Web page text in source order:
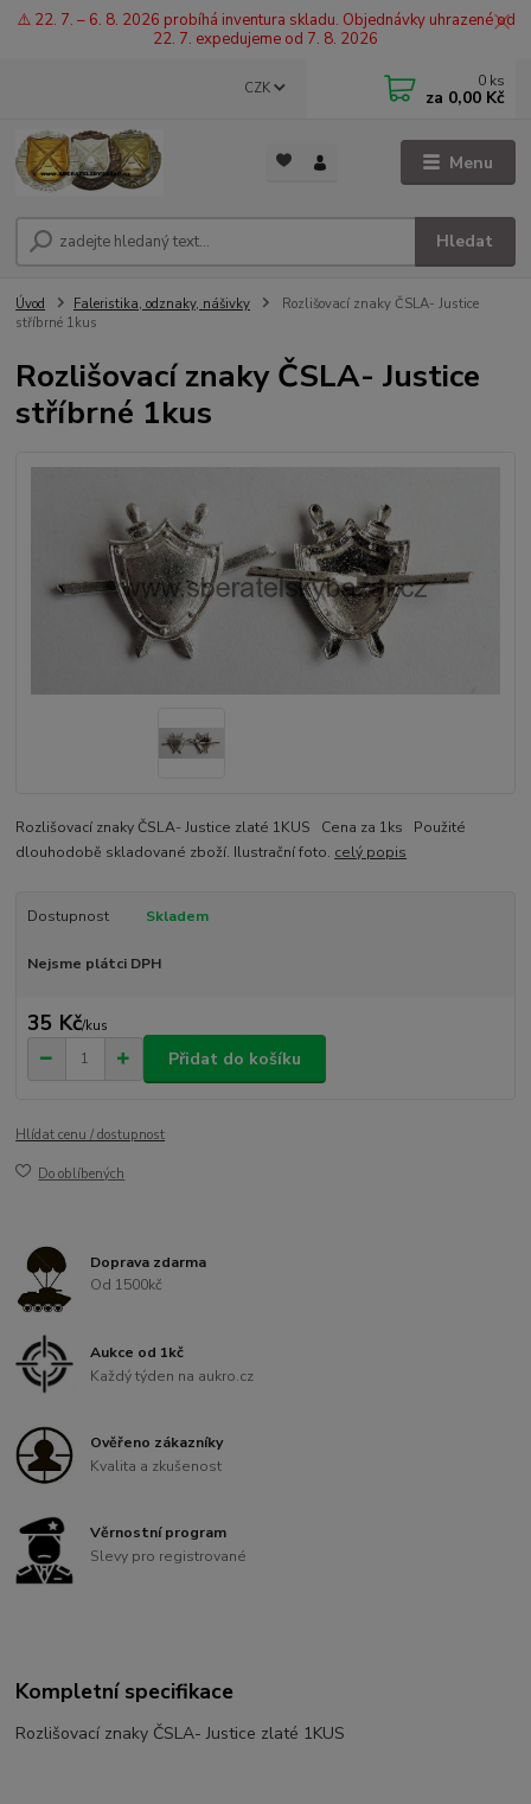
⚠️ 22. 7. – 6. 8. 2026 probíhá inventura skladu. Objednávky uhrazené od
22. 7. expedujeme od 7. 8. 2026
Menu
CZK
Hledat
0 ks
za 0,00 Kč
Úvod Faleristika, odznaky, nášivky
Rozlišovací znaky ČSLA- Justice
stříbrné 1kus
Rozlišovací znaky ČSLA- Justice
stříbrné 1kus
Rozlišovací znaky ČSLA- Justice zlaté 1KUS Cena za 1ks Použité
dlouhodobě skladované zboží. Ilustrační foto. celý popis
Dostupnost Skladem
Nejsme plátci DPH
35 Kč/kus
Přidat do košíku
Hlídat cenu / dostupnost
Do oblíbených
Doprava zdarma
Od 1500kč
Aukce od 1kč
Každý týden na aukro.cz
Ověřeno zákazníky
Kvalita a zkušenost
Věrnostní program
Slevy pro registrované
Kompletní specifikace
Rozlišovací znaky ČSLA- Justice zlaté 1KUS